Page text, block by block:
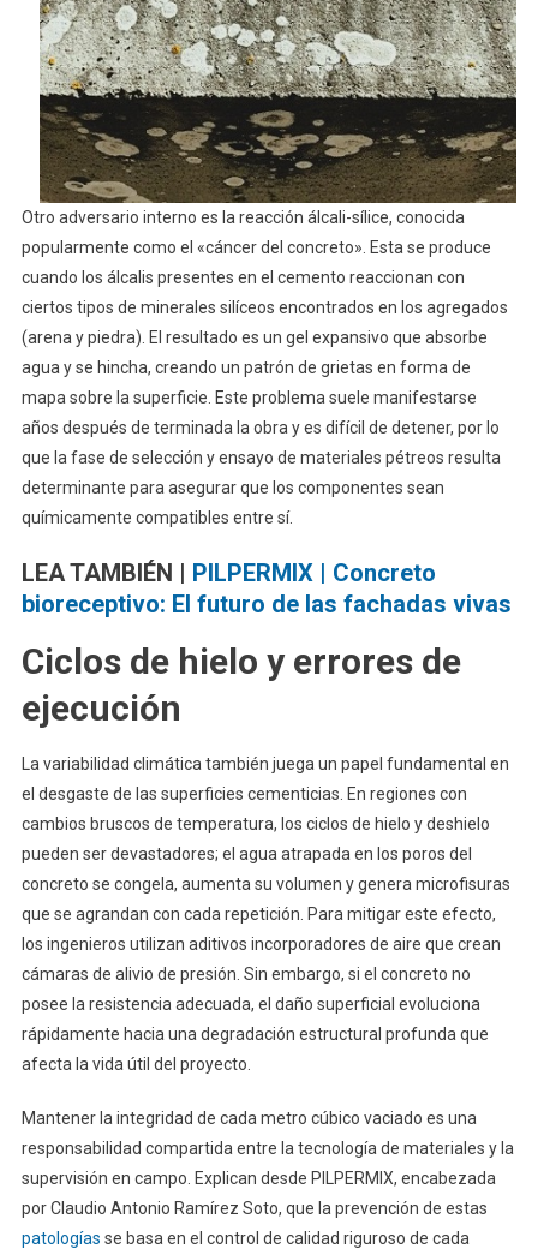
Otro adversario interno es la reacción álcali-sílice, conocida
popularmente como el «cáncer del concreto». Esta se produce
cuando los álcalis presentes en el cemento reaccionan con
ciertos tipos de minerales silíceos encontrados en los agregados
(arena y piedra). El resultado es un gel expansivo que absorbe
agua y se hincha, creando un patrón de grietas en forma de
mapa sobre la superficie. Este problema suele manifestarse
años después de terminada la obra y es difícil de detener, por lo
que la fase de selección y ensayo de materiales pétreos resulta
determinante para asegurar que los componentes sean
químicamente compatibles entre sí.
LEA TAMBIÉN | PILPERMIX | Concreto
bioreceptivo: El futuro de las fachadas vivas
Ciclos de hielo y errores de
ejecución
La variabilidad climática también juega un papel fundamental en
el desgaste de las superficies cementicias. En regiones con
cambios bruscos de temperatura, los ciclos de hielo y deshielo
pueden ser devastadores; el agua atrapada en los poros del
concreto se congela, aumenta su volumen y genera microfisuras
que se agrandan con cada repetición. Para mitigar este efecto,
los ingenieros utilizan aditivos incorporadores de aire que crean
cámaras de alivio de presión. Sin embargo, si el concreto no
posee la resistencia adecuada, el daño superficial evoluciona
rápidamente hacia una degradación estructural profunda que
afecta la vida útil del proyecto.
Mantener la integridad de cada metro cúbico vaciado es una
responsabilidad compartida entre la tecnología de materiales y la
supervisión en campo. Explican desde PILPERMIX, encabezada
por Claudio Antonio Ramírez Soto, que la prevención de estas
patologías se basa en el control de calidad riguroso de cada